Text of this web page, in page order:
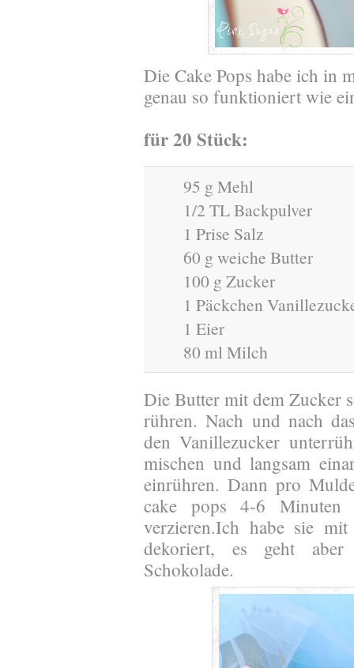
Die Cake Pops habe ich in
genau so funktioniert wie
für 20 Stück:
95 g Mehl
1/2 TL Backpulver
1 Prise Salz
60 g weiche Butter
100 g Zucker
1 Päckchen
1 Eier
80 ml Milch
Die Butter mit dem Zucker
rühren. Nach und nach
den Vanillezucker
mischen und langsam
einrühren. Dann pro
cake pops 4-6 Minuten
verzieren.Ich habe sie
dekoriert, es geht aber
Schokolade.